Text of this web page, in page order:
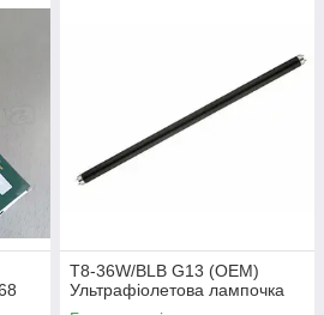
T8-36W/BLB G13 (OEM)
Ультрафіолетова лампочка